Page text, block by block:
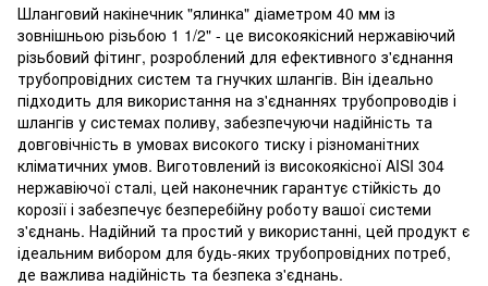
Шланговий накінечник "ялинка" діаметром 40 мм із
зовнішньою різьбою 1 1/2" - це високоякісний нержавіючий
різьбовий фітинг, розроблений для ефективного з'єднання
трубопровідних систем та гнучких шлангів. Він ідеально
підходить для використання на з'єднаннях трубопроводів і
шлангів у системах поливу, забезпечуючи надійність та
довговічність в умовах високого тиску і різноманітних
кліматичних умов. Виготовлений із високоякісної AISI 304
нержавіючої сталі, цей наконечник гарантує стійкість до
корозії і забезпечує безперебійну роботу вашої системи
з'єднань. Надійний та простий у використанні, цей продукт є
ідеальним вибором для будь-яких трубопровідних потреб,
де важлива надійність та безпека з'єднань.